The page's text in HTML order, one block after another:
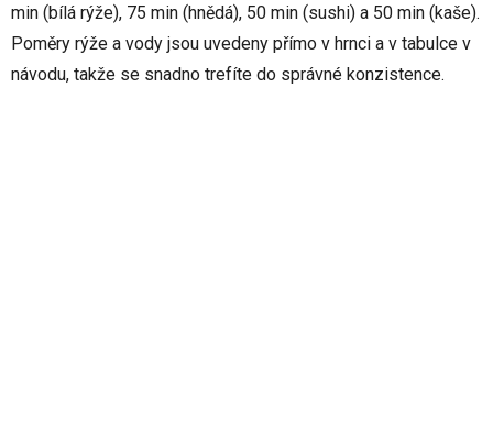
min (bílá rýže), 75 min (hnědá), 50 min (sushi) a 50 min (kaše).
Poměry rýže a vody jsou uvedeny přímo v hrnci a v tabulce v
návodu, takže se snadno trefíte do správné konzistence.